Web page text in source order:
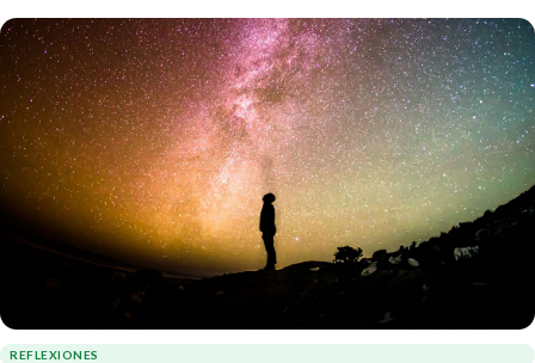
REFLEXIONES